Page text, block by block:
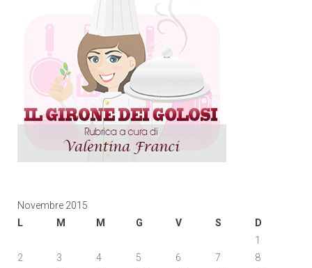
Novembre 2015
L
M M G V S
D
1
2
3 4 5 6 7
8